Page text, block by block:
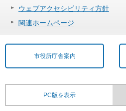
ウェブアクセシビリティ方針
関連ホームページ
市役所庁舎案内
PC版を表示